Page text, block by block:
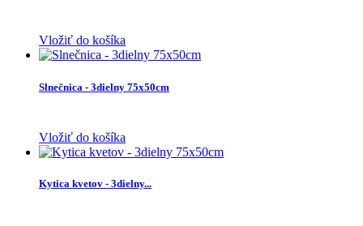
Vložiť do košíka
Slnečnica - 3dielny 75x50cm
Vložiť do košíka
Kytica kvetov - 3dielny...